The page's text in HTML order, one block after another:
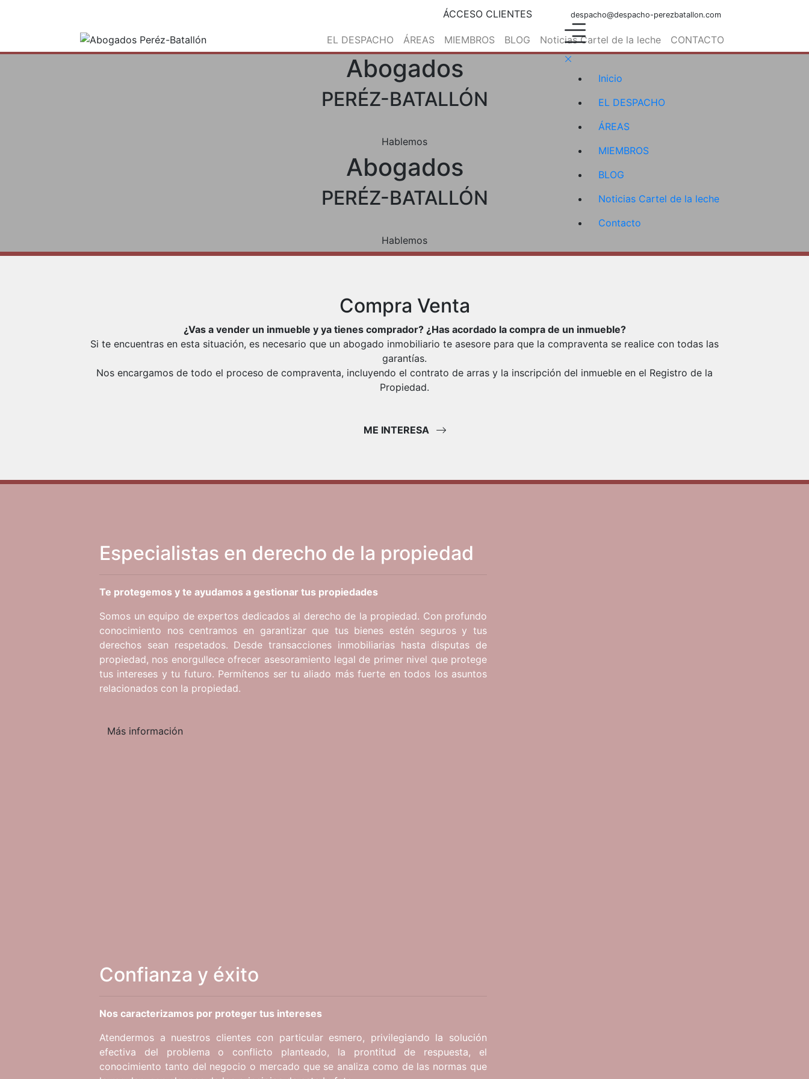
ÁCCESO CLIENTES despacho@despacho-perezbatallon.com
EL DESPACHO ÁREAS MIEMBROS BLOG Noticias Cartel de la leche CONTACTO
Inicio
EL DESPACHO
ÁREAS
MIEMBROS
BLOG
Noticias Cartel de la leche
Contacto
Abogados
PERÉZ-BATALLÓN
Hablemos
Abogados
PERÉZ-BATALLÓN
Hablemos
Compra Venta
¿Vas a vender un inmueble y ya tienes comprador? ¿Has acordado la compra de un inmueble?
Si te encuentras en esta situación, es necesario que un abogado inmobiliario te asesore para que la compraventa se realice con todas las
garantías.
Nos encargamos de todo el proceso de compraventa, incluyendo el contrato de arras y la inscripción del inmueble en el Registro de la
Propiedad.
ME INTERESA
Especialistas en derecho de la propiedad
Te protegemos y te ayudamos a gestionar tus propiedades
Somos un equipo de expertos dedicados al derecho de la propiedad. Con profundo
conocimiento nos centramos en garantizar que tus bienes estén seguros y tus
derechos sean respetados. Desde transacciones inmobiliarias hasta disputas de
propiedad, nos enorgullece ofrecer asesoramiento legal de primer nivel que protege
tus intereses y tu futuro. Permítenos ser tu aliado más fuerte en todos los asuntos
relacionados con la propiedad.
Más información
Confianza y éxito
Nos caracterizamos por proteger tus intereses
Atendermos a nuestros clientes con particular esmero, privilegiando la solución
efectiva del problema o conflicto planteado, la prontitud de respuesta, el
conocimiento tanto del negocio o mercado que se analiza como de las normas que